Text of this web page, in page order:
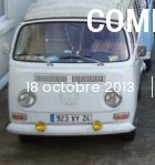
18 octobre 2013